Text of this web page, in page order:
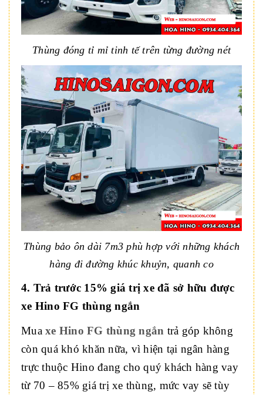
Thùng đóng tỉ mỉ tinh tế trên từng đường nét
Thùng bảo ôn dài 7m3 phù hợp với những khách
hàng đi đường khúc khuỷn, quanh co
4. Trả trước 15% giá trị xe đã sở hữu được
xe Hino FG thùng ngắn
Mua xe Hino FG thùng ngắn trả góp không
còn quá khó khăn nữa, vì hiện tại ngân hàng
trực thuộc Hino đang cho quý khách hàng vay
từ 70 – 85% giá trị xe thùng, mức vay sẽ tùy